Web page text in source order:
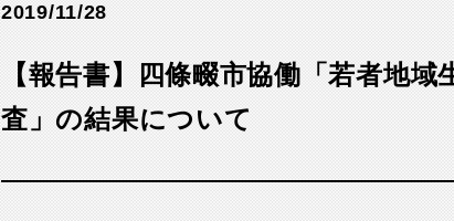
2019/11/28
【報告書】四條畷市協働「若者地
査」の結果について